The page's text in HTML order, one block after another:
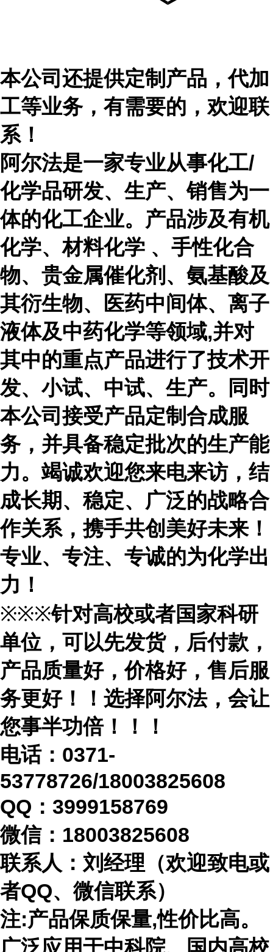
本公司还提供定制产品，代加
工等业务，有需要的，欢迎联
系！
阿尔法是一家专业从事化工/
化学品研发、生产、销售为一
体的化工企业。产品涉及有机
化学、材料化学 、手性化合
物、贵金属催化剂、氨基酸及
其衍生物、医药中间体、离子
液体及中药化学等领域,并对
其中的重点产品进行了技术开
发、小试、中试、生产。同时
本公司接受产品定制合成服
务，并具备稳定批次的生产能
力。竭诚欢迎您来电来访，结
成长期、稳定、广泛的战略合
作关系，携手共创美好未来！
专业、专注、专诚的为化学出
力！
※※※针对高校或者国家科研
单位，可以先发货，后付款，
产品质量好，价格好，售后服
务更好！！选择阿尔法，会让
您事半功倍！！！
电话： 0371-
53778726/18003825608
QQ：3999158769
微信： 18003825608
联系人：刘经理（欢迎致电或
者QQ、微信联系）
注:产品保质保量,性价比高。
广泛应用于中科院、国内高校